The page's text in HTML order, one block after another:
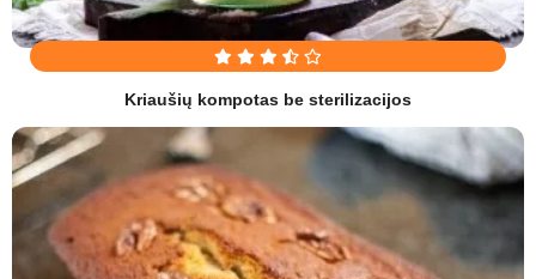
Kriaušių kompotas be sterilizacijos